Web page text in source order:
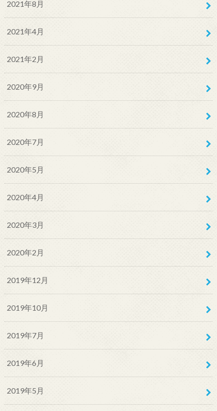
2021年8月
2021年4月
2021年2月
2020年9月
2020年8月
2020年7月
2020年5月
2020年4月
2020年3月
2020年2月
2019年12月
2019年10月
2019年7月
2019年6月
2019年5月